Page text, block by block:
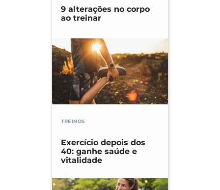
9 alterações no corpo
ao treinar
TREINOS
Exercício depois dos
40: ganhe saúde e
vitalidade